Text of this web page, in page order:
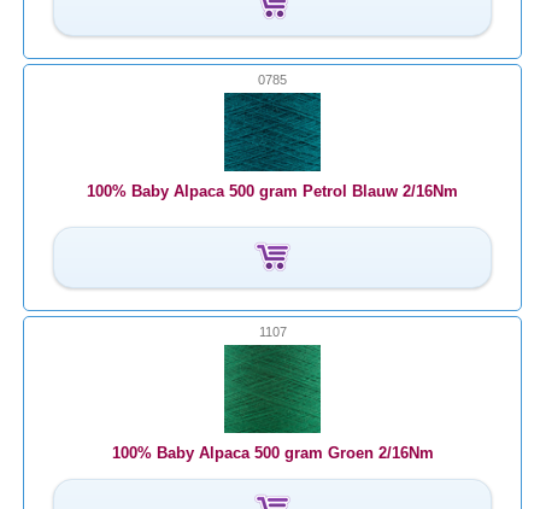
0785
100% Baby Alpaca 500 gram Petrol Blauw 2/16Nm
1107
100% Baby Alpaca 500 gram Groen 2/16Nm